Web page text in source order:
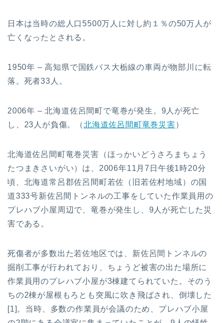
日本は当時の総人口5500万人に対し約１％の50万人が
亡くなったとされる。
1950年 – 高知県で国鉄バス大栃線の車両が物部川に転
落。死者33人。
2006年 – 北海道佐呂間町で竜巻が発生。9人が死亡
し、23人が負傷。（北海道佐呂間町竜巻災害）
北海道佐呂間町竜巻災害（ほっかいどうさろまちょう
たつまきさいがい）は、2006年11月7日午後1時20分
頃、北海道常呂郡佐呂間町若佐（旧若佐村地域）の国
道333号新佐呂間トンネルの工事をしていた作業員用の
プレハブ小屋周辺で、竜巻が発生し、9人が死亡した災
害である。
死傷者が多数出た若佐地区では、新佐呂間トンネルの
掘削工事が行われており、ちょうど被害の出た場所に
作業員用のプレハブ小屋が3棟建てられていた。そのう
ちの2棟が屋根もろとも突風に吹き飛ばされ、倒壊した
[1]。当時、多数の作業員が会議のため、プレハブ小屋